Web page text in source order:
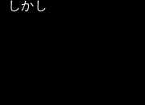
しかし